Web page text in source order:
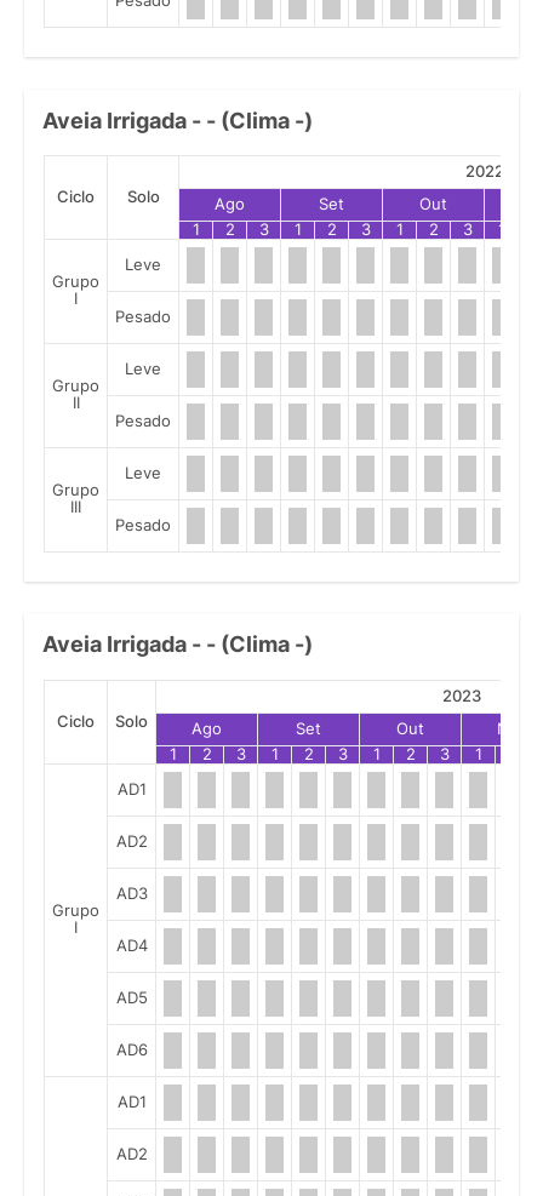
Aveia Irrigada - - (Clima -)
Ciclo Solo
2022
Ago
Set Out
1
2 3 1 2 3 1 2 3 1
Grupo
I
Leve
Pesado
Grupo
II
Leve
Pesado
Grupo
III
Leve
Pesado
Aveia Irrigada - - (Clima -)
Ciclo Solo
2023
Ago
Set Out
Nov
1
2 3 1 2 3 1 2 3 1
Grupo
I
AD1
AD2
AD3
AD4
AD5
AD6
AD1
AD2